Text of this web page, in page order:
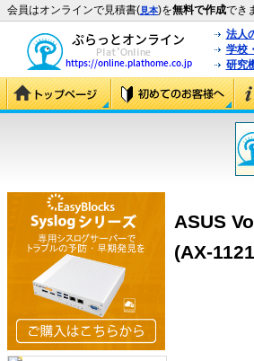
会員はオンラインで見積書(見本)を無料で作成でき
法人
学校
研究
ASUS
(AX-